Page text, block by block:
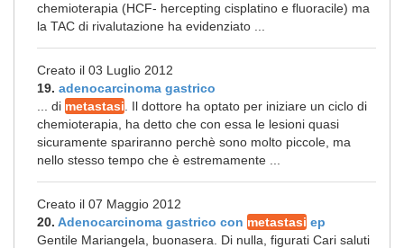
chemioterapia (HCF- hercepting cisplatino e fluoracile) ma
la TAC di rivalutazione ha evidenziato ...
Creato il 03 Luglio 2012
19. adenocarcinoma gastrico
... di metastasi . Il dottore ha optato per iniziare un ciclo di
chemioterapia, ha detto che con essa le lesioni quasi
sicuramente spariranno perchè sono molto piccole, ma
nello stesso tempo che è estremamente ...
Creato il 07 Maggio 2012
20. Adenocarcinoma gastrico con metastasi ep
Gentile Mariangela, buonasera. Di nulla, figurati Cari saluti